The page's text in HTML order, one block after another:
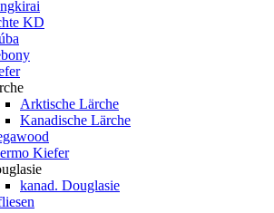
KD
Arktische Lärche
Kanadische Lärche
Kiefer
kanad. Douglasie